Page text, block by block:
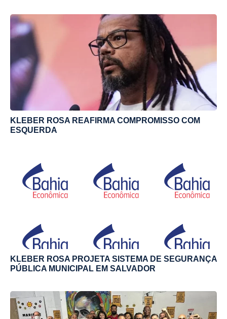
KLEBER ROSA REAFIRMA COMPROMISSO COM
ESQUERDA
KLEBER ROSA PROJETA SISTEMA DE SEGURANÇA
PÚBLICA MUNICIPAL EM SALVADOR